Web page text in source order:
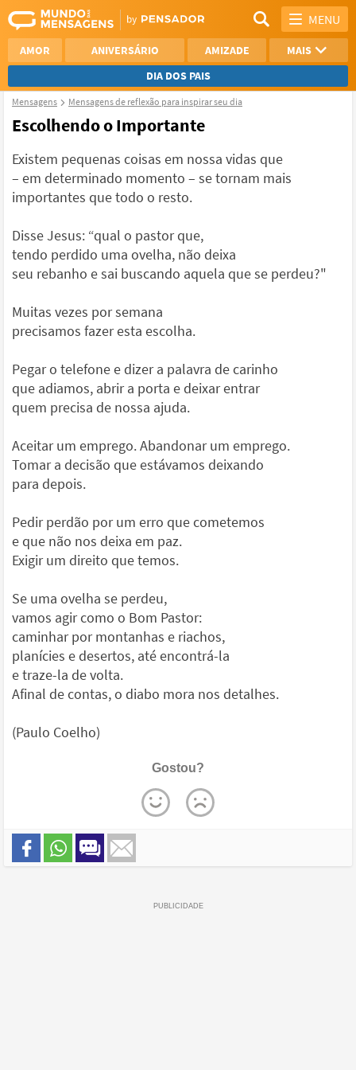
MENU
AMOR ANIVERSÁRIO AMIZADE
MAIS
DIA DOS PAIS
REFLEXÃO
NAMORO
VER TODAS
Mensagens Mensagens de reflexão para inspirar seu dia
Escolhendo o Importante
Existem pequenas coisas em nossa vidas que
– em determinado momento – se tornam mais
importantes que todo o resto.
Disse Jesus: “qual o pastor que,
tendo perdido uma ovelha, não deixa
seu rebanho e sai buscando aquela que se perdeu?"
Muitas vezes por semana
precisamos fazer esta escolha.
Pegar o telefone e dizer a palavra de carinho
que adiamos, abrir a porta e deixar entrar
quem precisa de nossa ajuda.
Aceitar um emprego. Abandonar um emprego.
Tomar a decisão que estávamos deixando
para depois.
Pedir perdão por um erro que cometemos
e que não nos deixa em paz.
Exigir um direito que temos.
Se uma ovelha se perdeu,
vamos agir como o Bom Pastor:
caminhar por montanhas e riachos,
planícies e desertos, até encontrá-la
e traze-la de volta.
Afinal de contas, o diabo mora nos detalhes.
(Paulo Coelho)
Gostou?